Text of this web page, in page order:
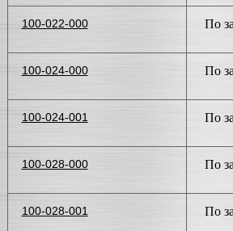
100-022-000 По
100-024-000 По
100-024-001 По
100-028-000 По
100-028-001 По